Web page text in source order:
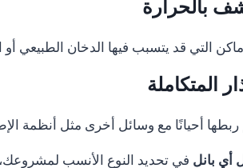
بالحرارة
التي قد يتسبب فيها الدخان الطبيعي
المتكاملة
أحيانًا مع وسائل أخرى مثل أنظمة
أي بانل في تحديد النوع الأنسب لمشروعك،